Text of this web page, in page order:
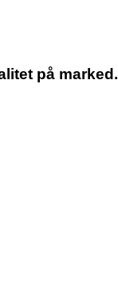
på marked.